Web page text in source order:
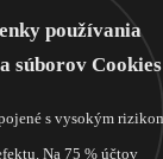
používania
súborov Cookies
s vysokým
Na 75 % účtov